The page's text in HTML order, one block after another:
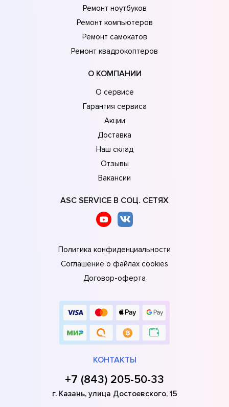
Ремонт ноутбуков
Ремонт компьютеров
Ремонт самокатов
Ремонт квадрокоптеров
О КОМПАНИИ
О сервисе
Гарантия сервиса
Акции
Доставка
Наш склад
Отзывы
Вакансии
ASC SERVICE В СОЦ. СЕТЯХ
Политика конфиденциальности
Соглашение о файлах cookies
Договор-оферта
КОНТАКТЫ
+7 (843) 205-50-33
г. Казань, улица Достоевского, 15